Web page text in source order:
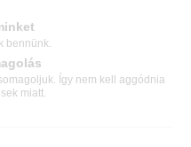
bennünk.
Így nem kell aggódnia
miatt.